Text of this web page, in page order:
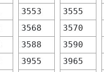
3553
3555
3568
3570
3588
3590
3955
3965